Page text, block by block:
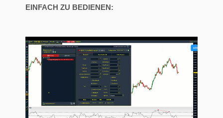
EINFACH ZU BEDIENEN: